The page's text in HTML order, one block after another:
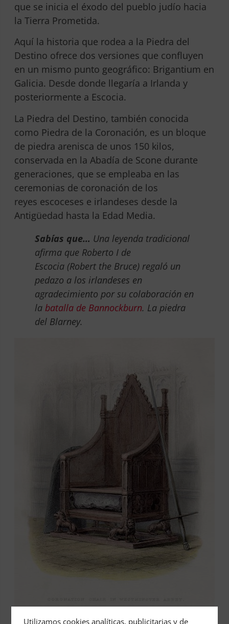
que se inicia el éxodo del pueblo judío hacia
la Tierra Prometida.
Aquí la historia que rodea a la Piedra del
Destino ofrece dos versiones que confluyen
en un mismo punto geográfico: Brigantium en
Galicia. Desde donde llegaría a Irlanda y
posteriormente a Escocia.
La Piedra del Destino, también conocida
como Piedra de la Coronación, es un bloque
de piedra arenisca de unos 150 kilos,
conservada en la Abadía de Scone durante
generaciones, que se empleaba en las
ceremonias de coronación de los
reyes escoceses e irlandeses desde la
Antigüedad hasta la Edad Media.
Sabías que… Una leyenda tradicional
afirma que Roberto I de
Escocia (Robert the Bruce) regaló un
pedazo a los irlandeses en
agradecimiento por su colaboración en
la batalla de Bannockburn. La piedra
del Blarney.
Créditos: W. Commons
Utilizamos cookies analíticas, publicitarias y de